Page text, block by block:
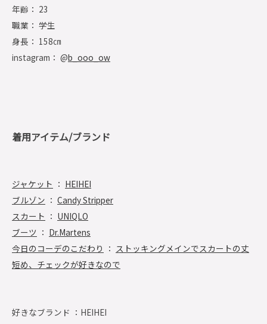
年齢： 23
職業： 学生
身長： 158㎝
instagram： @b_ooo_ow
着用アイテム/ブランド
ジャケット ： HEIHEI
ブルゾン ： Candy Stripper
スカート ： UNIQLO
ブーツ ： Dr.Martens
今日のコーデのこだわり ： ストッキングメインでスカートの丈
短め、チェックが好きなので
好きなブランド ： HEIHEI